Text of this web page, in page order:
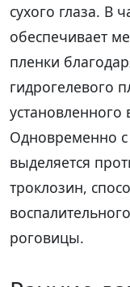
сухого глаза. В
обеспечивает
пленки
гидрогелевого
установленного
Одновременно
выделяется
троклозин,
роговицы.